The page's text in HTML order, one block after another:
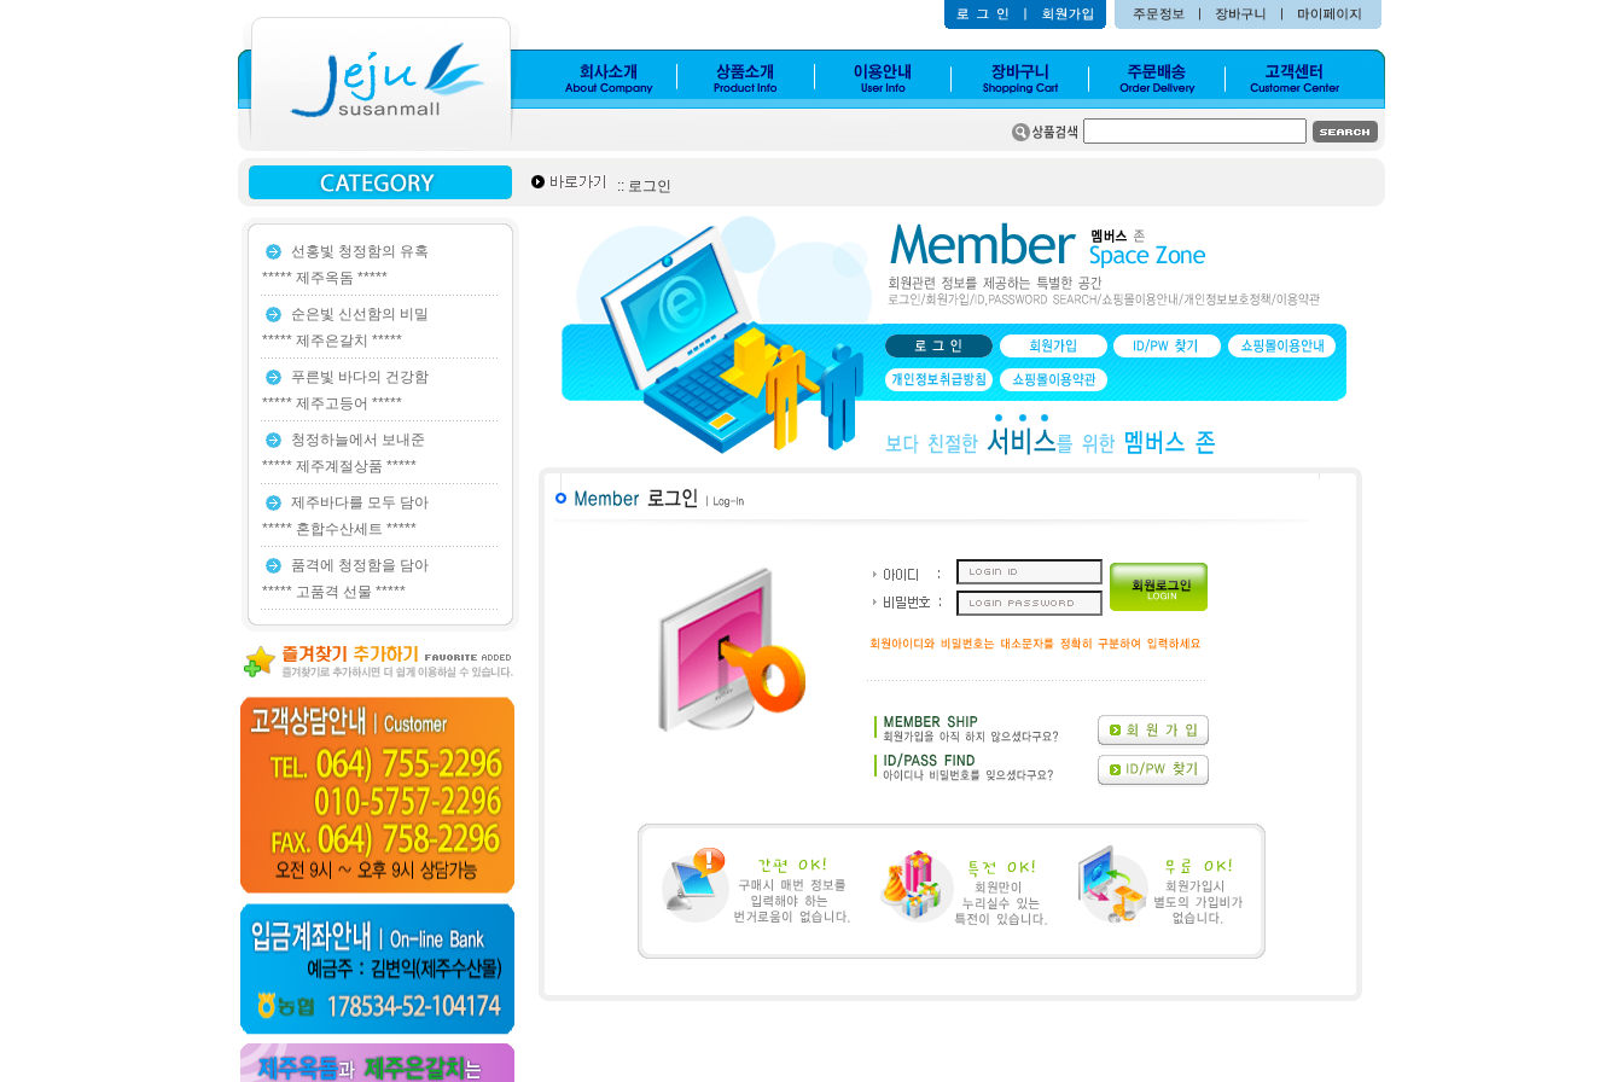
:: 로그인
선홍빛 청정함의 유혹
***** 제주옥돔 *****
순은빛 신선함의 비밀
***** 제주은갈치 *****
푸른빛 바다의 건강함
***** 제주고등어 *****
청정하늘에서 보내준
***** 제주계절상품 *****
제주바다를 모두 담아
***** 혼합수산세트 *****
품격에 청정함을 담아
***** 고품격 선물 *****